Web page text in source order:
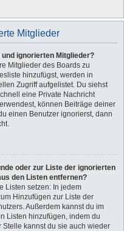
Mitglieder
ignorierten Mitglieder?
Mitglieder des Boards zu
hinzufügst, werden in
Zugriff aufgelistet. Du siehst
eine Private Nachricht
können Beiträge deiner
einen Benutzer ignorierst, dann
oder zur Liste der ignorierten
den Listen entfernen?
Listen setzen: In jedem
Hinzufügen zur Liste der
Außerdem kannst du im
Listen hinzufügen, indem du
kannst du sie auch wieder